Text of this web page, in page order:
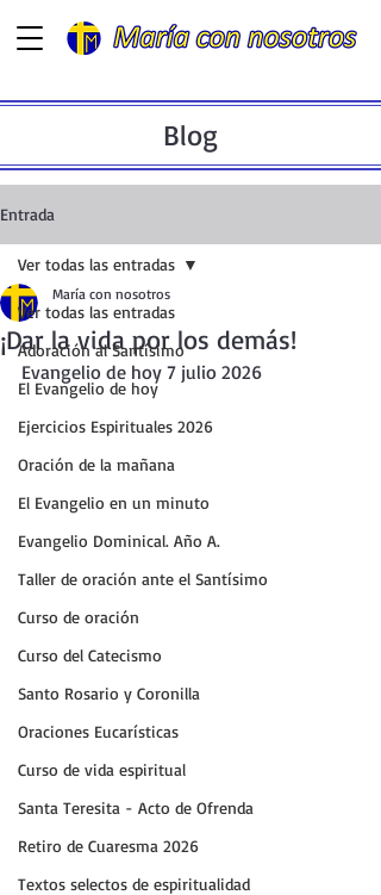
Blog
Entrada
Ver todas las entradas
Adoración al Santísimo
El Evangelio de hoy
Ejercicios Espirituales 2026
Oración de la mañana
El Evangelio en un minuto
Evangelio Dominical. Año A.
Taller de oración ante el Santísimo
Curso de oración
Curso del Catecismo
Santo Rosario y Coronilla
Oraciones Eucarísticas
Curso de vida espiritual
Santa Teresita - Acto de Ofrenda
Retiro de Cuaresma 2026
Textos selectos de espiritualidad
Ver todas las entradas
¡Dar la vida por los demás!
María con nosotros
Evangelio de hoy 7 julio 2026